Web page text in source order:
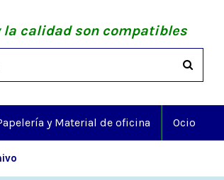
la calidad son compatibles
y Material de oficina Ocio